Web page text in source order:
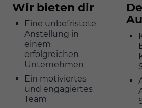
Wir bieten dir
Eine unbefristete
Anstellung in
einem
erfolgreichen
Unternehmen
Ein motiviertes
und engagiertes
Team